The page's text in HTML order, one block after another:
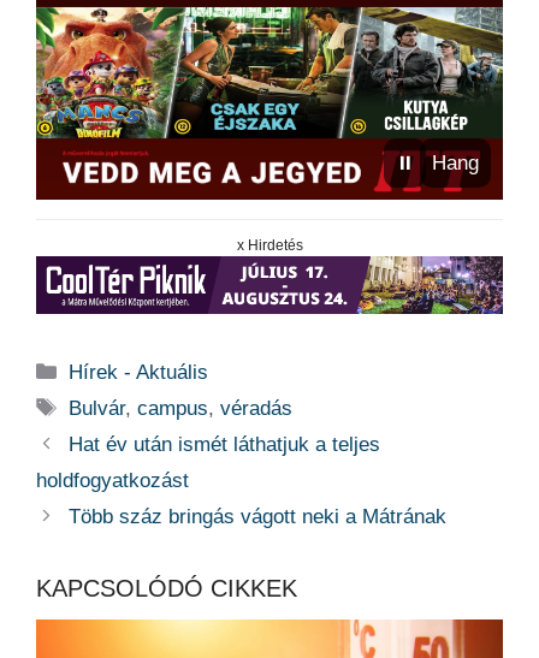
⏸ Hang
x Hirdetés
Kategória
Hírek - Aktuális
Címkék
Bulvár,campus,véradás
Hat év után ismét láthatjuk a teljes
holdfogyatkozást
Több száz bringás vágott neki a Mátrának
KAPCSOLÓDÓ CIKKEK